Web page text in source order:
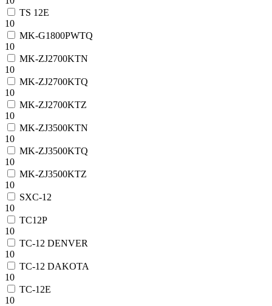
TS 12E
10
MK-G1800PWTQ
10
MK-ZJ2700KTN
10
MK-ZJ2700KTQ
10
MK-ZJ2700KTZ
10
MK-ZJ3500KTN
10
MK-ZJ3500KTQ
10
MK-ZJ3500KTZ
10
SXC-12
10
TC12P
10
TC-12 DENVER
10
TC-12 DAKOTA
10
TC-12E
10